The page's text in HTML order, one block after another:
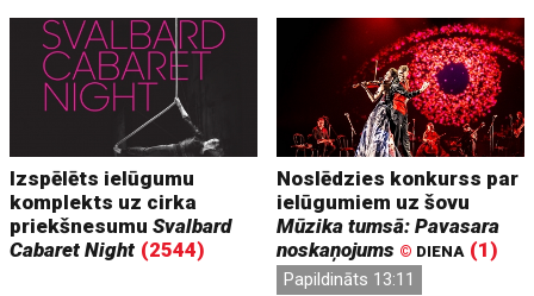
Izspēlēts ielūgumu
komplekts uz cirka
priekšnesumuSvalbard
Cabaret Night (2544)
Noslēdzies konkurss par
ielūgumiem uz šovu
Mūzika tumsā: Pavasara
noskaņojums © DIENA (1)
Papildināts 13:11